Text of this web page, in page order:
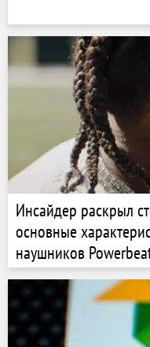
Инсайдер раскрыл
основные
наушников